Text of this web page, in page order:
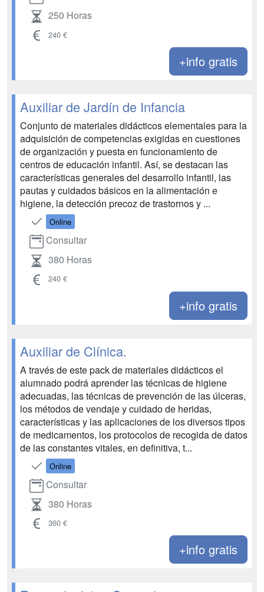
250 Horas
240 €
+info gratis
Auxiliar de Jardín de Infancia
Conjunto de materiales didácticos elementales para la
adquisición de competencias exigidas en cuestiones
de organización y puesta en funcionamiento de
centros de educación infantil. Así, se destacan las
características generales del desarrollo infantil, las
pautas y cuidados básicos en la alimentación e
higiene, la detección precoz de trastornos y ...
Online
Consultar
380 Horas
240 €
+info gratis
Auxiliar de Clínica.
A través de este pack de materiales didácticos el
alumnado podrá aprender las técnicas de higiene
adecuadas, las técnicas de prevención de las úlceras,
los métodos de vendaje y cuidado de heridas,
características y las aplicaciones de los diversos tipos
de medicamentos, los protocolos de recogida de datos
de las constantes vitales, en definitiva, t...
Online
Consultar
380 Horas
360 €
+info gratis